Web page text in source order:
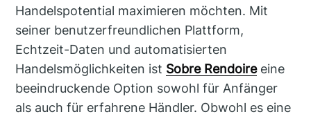
Handelspotential maximieren möchten. Mit
seiner benutzerfreundlichen Plattform,
Echtzeit-Daten und automatisierten
Handelsmöglichkeiten ist Sobre Rendoireeine
beeindruckende Option sowohl für Anfänger
als auch für erfahrene Händler. Obwohl es eine